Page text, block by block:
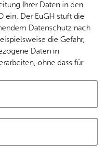
Ihrer Daten in den
ein. Der EuGH stuft die
Datenschutz nach
die Gefahr,
Daten in
ohne dass für